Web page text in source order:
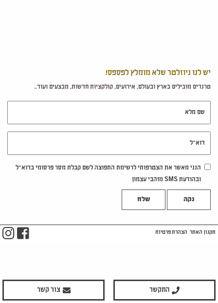
יש לנו ניוזלטר שלא מומלץ לפספס!
טרנדים מובילים בארץ ובעולם, אירועים, קולקציות חדשות, מבצעים ועוד..
הנני מאשר את הצטרפותי לרשימת התפוצה לשם קבלת מסר פרסומי בדוא"ל
ובהודעת SMS מזהבי עצמון
נקה
התקשר צור קשר
תקנון האתר הצהרת פרטיות